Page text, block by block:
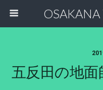
五反田の地